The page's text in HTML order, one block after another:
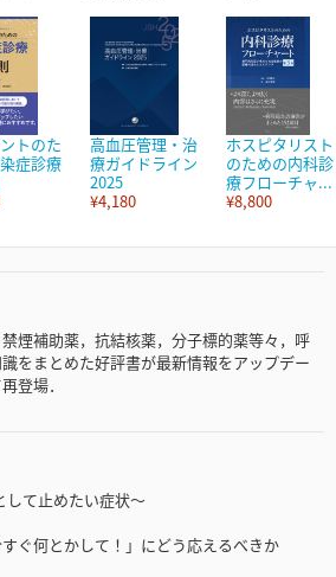
トのた
症診療
高血圧管理・治
療ガイドライン
2025
¥4,180
ホスピタリスト
のための内科診
療フローチャ...
¥8,800
煙補助薬，抗結核薬，分子標的薬等々，呼
をまとめた好評書が最新情報をアップデー
登場．
して止めたい症状〜
ぐ何とかして！」にどう応えるべきか